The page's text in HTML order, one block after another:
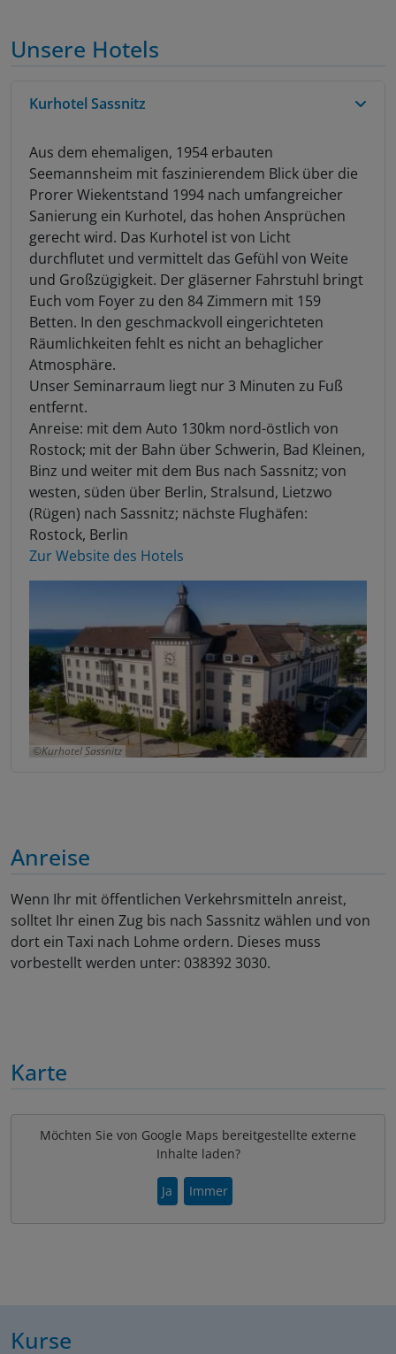
Unsere Hotels
Kurhotel Sassnitz
Aus dem ehemaligen, 1954 erbauten
Seemannsheim mit faszinierendem Blick über die
Prorer Wiekentstand 1994 nach umfangreicher
Sanierung ein Kurhotel, das hohen Ansprüchen
gerecht wird. Das Kurhotel ist von Licht
durchflutet und vermittelt das Gefühl von Weite
und Großzügigkeit. Der gläserner Fahrstuhl bringt
Euch vom Foyer zu den 84 Zimmern mit 159
Betten. In den geschmackvoll eingerichteten
Räumlichkeiten fehlt es nicht an behaglicher
Atmosphäre.
Unser Seminarraum liegt nur 3 Minuten zu Fuß
entfernt.
Anreise: mit dem Auto 130km nord-östlich von
Rostock; mit der Bahn über Schwerin, Bad Kleinen,
Binz und weiter mit dem Bus nach Sassnitz; von
westen, süden über Berlin, Stralsund, Lietzwo
(Rügen) nach Sassnitz; nächste Flughäfen:
Rostock, Berlin
Zur Website des Hotels
Kurhotel Sassnitz
Anreise
Wenn Ihr mit öffentlichen Verkehrsmitteln anreist,
solltet Ihr einen Zug bis nach Sassnitz wählen und von
dort ein Taxi nach Lohme ordern. Dieses muss
vorbestellt werden unter: 038392 3030.
Karte
Möchten Sie von Google Maps bereitgestellte externe
Inhalte laden?
Ja Immer
Kurse